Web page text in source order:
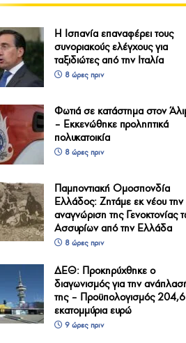
Η Ισπανία επαναφέρει τους
συνοριακούς ελέγχους για
ταξιδιώτες από την Ιταλία
8 ώρες πριν
Φωτιά σε κατάστημα στον
– Εκκενώθηκε προληπτικά
πολυκατοικία
8 ώρες πριν
Παμποντιακή Ομοσπονδία
Ελλάδος: Ζητάμε εκ νέου την
αναγνώριση της Γενοκτονίας
Ασσυρίων από την Ελλάδα
8 ώρες πριν
ΔΕΘ: Προκηρύχθηκε ο
διαγωνισμός για την
της – Προϋπολογισμός 204,6
εκατομμύρια ευρώ
9 ώρες πριν